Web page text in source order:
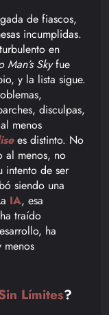
de fiascos,
incumplidas.
en
Man’s Skyfue
y la lista sigue.
disculpas,
menos
es distinto. No
al menos, no
intento de ser
siendo una
IA, esa
traído
ha
menos
Límites?